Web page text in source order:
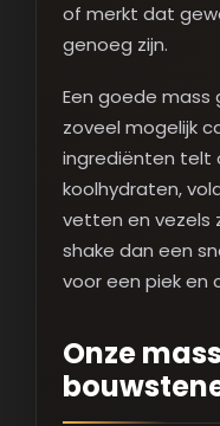
of merkt dat
genoeg zijn.
Een goede
zoveel mogelijk
ingrediënten telt
koolhydraten,
vetten en vezels
shake dan een
voor een piek en
Onze